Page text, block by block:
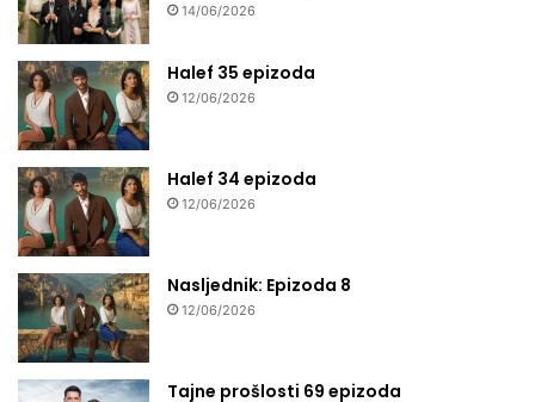
14/06/2026
Halef 35 epizoda
12/06/2026
Halef 34 epizoda
12/06/2026
Nasljednik: Epizoda 8
12/06/2026
Tajne prošlosti 69 epizoda